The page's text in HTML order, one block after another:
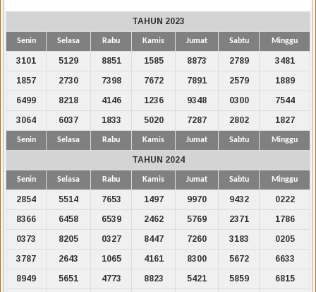
TAHUN 2023
Senin Selasa Rabu Kamis Jumat Sabtu Minggu
3101 5129 8851 1585 8873 2789
3481
1857
2730 7398 7672 7891 2579
1889
6499
8218 4146 1236 9348 0300
7544
3064
6037 1833 5020 7287 2802 1827
Senin Selasa Rabu Kamis Jumat Sabtu Minggu
TAHUN 2024
Senin Selasa Rabu Kamis Jumat Sabtu Minggu
2854 5514 7653 1497 9970 9432
0222
8366
6458 6539 2462 5769 2371
1786
0373
8205 0327 8447 7260 3183
0205
3787
2643 1065 4161 8300 5672
6633
8949
5651 4773 8823 5421 5859
6815